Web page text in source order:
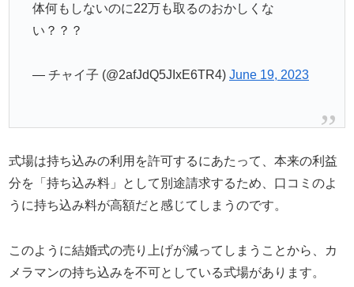
体何もしないのに22万も取るのおかしくな
い？？？
— チャイ子 (@2afJdQ5JIxE6TR4) June 19, 2023
式場は持ち込みの利用を許可するにあたって、本来の利益
分を「持ち込み料」として別途請求するため、口コミのよ
うに持ち込み料が高額だと感じてしまうのです。
このように結婚式の売り上げが減ってしまうことから、カ
メラマンの持ち込みを不可としている式場があります。